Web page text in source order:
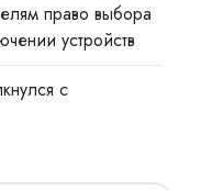
право выбора
устройств
с